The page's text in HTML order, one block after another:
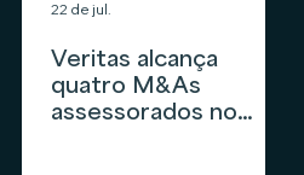
Veritas alcança
quatro M&As
assessorados no
22 de jul.